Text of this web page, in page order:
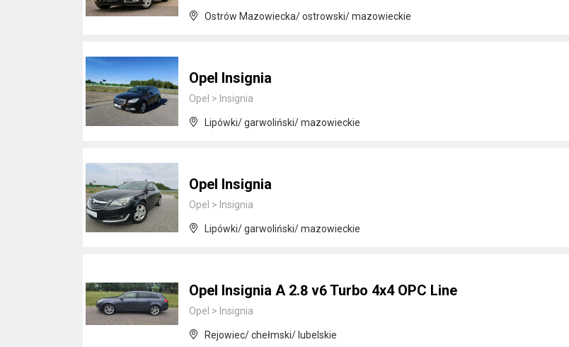
Ostrów Mazowiecka/ ostrowski/ mazowieckie
Opel Insignia
Opel > Insignia
Lipówki/ garwoliński/ mazowieckie
Opel Insignia
Opel > Insignia
Lipówki/ garwoliński/ mazowieckie
Opel Insignia A 2.8 v6 Turbo 4x4 OPC Line
Opel > Insignia
Rejowiec/ chełmski/ lubelskie